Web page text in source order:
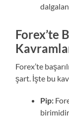
Forex’te
Forex’te
şart. İşte bu
Pip: